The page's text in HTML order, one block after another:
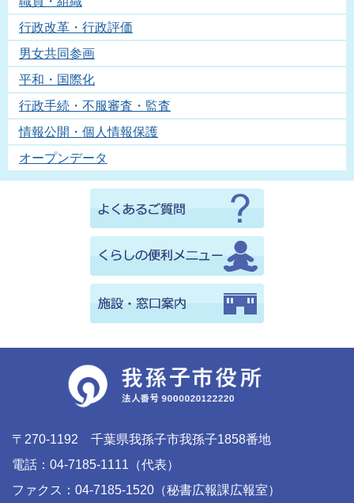
行政改革・行政評価
男女共同参画
平和・国際化
行政手続・不服審査・監査
情報公開・個人情報保護
オープンデータ
〒270-1192 千葉県我孫子市我孫子1858番地
電話：04-7185-1111（代表）
ファクス：04-7185-1520（秘書広報課広報室）